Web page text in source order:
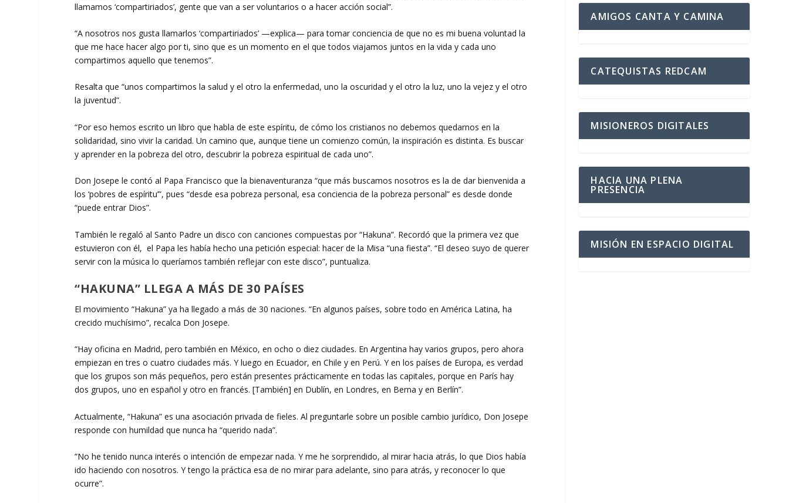
llamamos ‘compartiriados’, gente que van a ser voluntarios o a hacer acción social”.
“A nosotros nos gusta llamarlos ‘compartiriados’ —explica— para tomar conciencia de que no es mi buena voluntad la
que me hace hacer algo por ti, sino que es un momento en el que todos viajamos juntos en la vida y cada uno
compartimos aquello que tenemos”.
Resalta que “unos compartimos la salud y el otro la enfermedad, uno la oscuridad y el otro la luz, uno la vejez y el otro
la juventud”.
“Por eso hemos escrito un libro que habla de este espíritu, de cómo los cristianos no debemos quedarnos en la
solidaridad, sino vivir la caridad. Un camino que, aunque tiene un comienzo común, la inspiración es distinta. Es buscar
y aprender en la pobreza del otro, descubrir la pobreza espiritual de cada uno”.
Don Josepe le contó al Papa Francisco que la bienaventuranza “que más buscamos nosotros es la de dar bienvenida a
los ‘pobres de espíritu’”, pues “desde esa pobreza personal, esa conciencia de la pobreza personal” es desde donde
“puede entrar Dios”.
También le regaló al Santo Padre un disco con canciones compuestas por “Hakuna”. Recordó que la primera vez que
estuvieron con él, el Papa les había hecho una petición especial: hacer de la Misa “una fiesta”. “El deseo suyo de querer
servir con la música lo queríamos también reflejar con este disco”, puntualiza.
“HAKUNA” LLEGA A MÁS DE 30 PAÍSES
El movimiento “Hakuna” ya ha llegado a más de 30 naciones. “En algunos países, sobre todo en América Latina, ha
crecido muchísimo”, recalca Don Josepe.
“Hay oficina en Madrid, pero también en México, en ocho o diez ciudades. En Argentina hay varios grupos, pero ahora
empiezan en tres o cuatro ciudades más. Y luego en Ecuador, en Chile y en Perú. Y en los países de Europa, es verdad
que los grupos son más pequeños, pero están presentes prácticamente en todas las capitales, porque en París hay
dos grupos, uno en español y otro en francés. [También] en Dublín, en Londres, en Berna y en Berlín”.
Actualmente, “Hakuna” es una asociación privada de fieles. Al preguntarle sobre un posible cambio jurídico, Don Josepe
responde con humildad que nunca ha “querido nada”.
“No he tenido nunca interés o intención de empezar nada. Y me he sorprendido, al mirar hacia atrás, lo que Dios había
ido haciendo con nosotros. Y tengo la práctica esa de no mirar para adelante, sino para atrás, y reconocer lo que
ocurre”.
AMIGOS CANTA Y CAMINA
CATEQUISTAS REDCAM
MISIONEROS DIGITALES
HACIA UNA PLENA
PRESENCIA
MISIÓN EN ESPACIO DIGITAL